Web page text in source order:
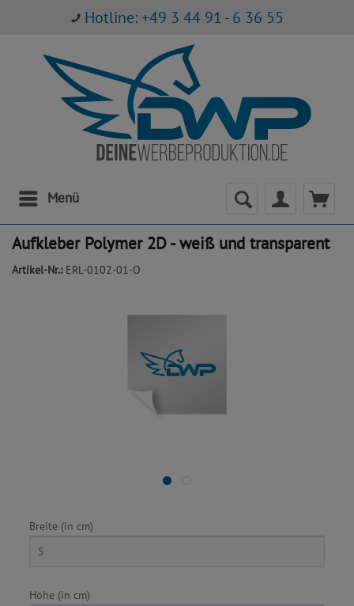
Hotline: +49 3 44 91 - 6 36 55
Menü
Aufkleber Polymer 2D - weiß und transparent
Artikel-Nr.: ERL-0102-01-O
Breite (in cm)
Höhe (in cm)